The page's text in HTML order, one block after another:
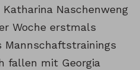
Naschenweng
Woche erstmals
Mannschaftstrainings
fallen mit Georgia